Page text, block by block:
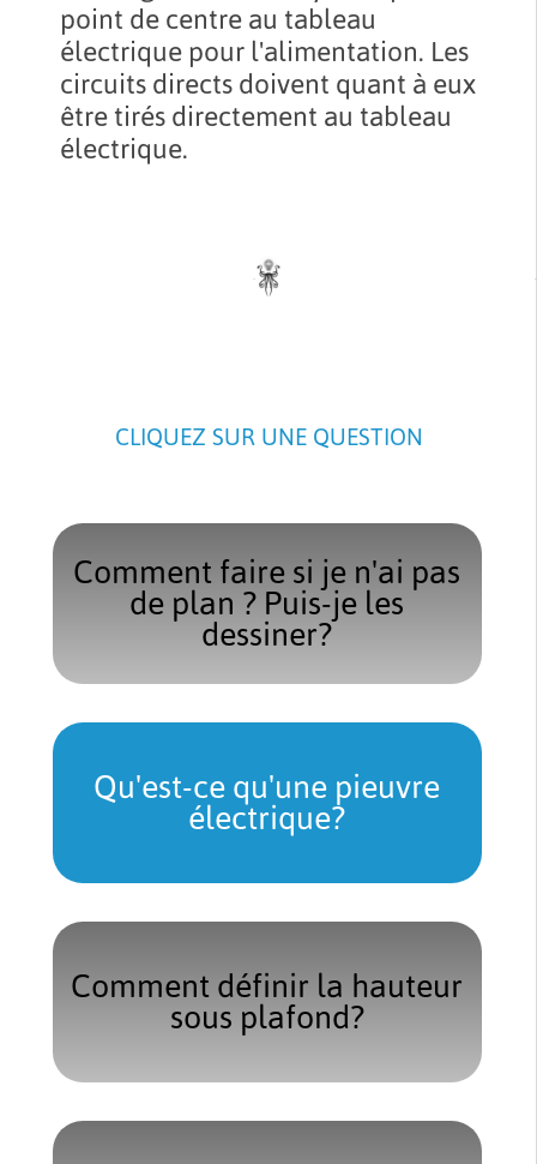
point de centre au tableau
électrique pour l'alimentation. Les
circuits directs doivent quant à eux
être tirés directement au tableau
électrique.
CLIQUEZ SUR UNE QUESTION
Comment faire si je n'ai pas
de plan ? Puis-je les
dessiner?
Qu'est-ce qu'une pieuvre
électrique?
Comment définir la hauteur
sous plafond?